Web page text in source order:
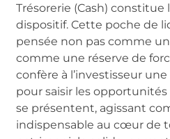
Trésorerie (Cash) constitue
dispositif. Cette poche de
pensée non pas comme
comme une réserve de
confère à l’investisseur
pour saisir les opportunités
se présentent, agissant
indispensable au cœur de